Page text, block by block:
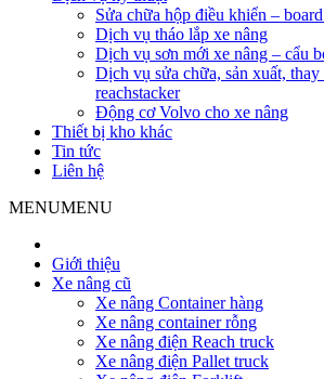
Sửa chữa hộp điều khiển –
Dịch vụ tháo lắp xe nâng
Dịch vụ sơn mới xe nâng – cẩu
Dịch vụ sửa chữa, sản xuất, thay
reachstacker
Động cơ Volvo cho xe nâng
Thiết bị kho khác
Tin tức
Liên hệ
MENUMENU
Giới thiệu
Xe nâng cũ
Xe nâng Container hàng
Xe nâng container rỗng
Xe nâng điện Reach truck
Xe nâng điện Pallet truck